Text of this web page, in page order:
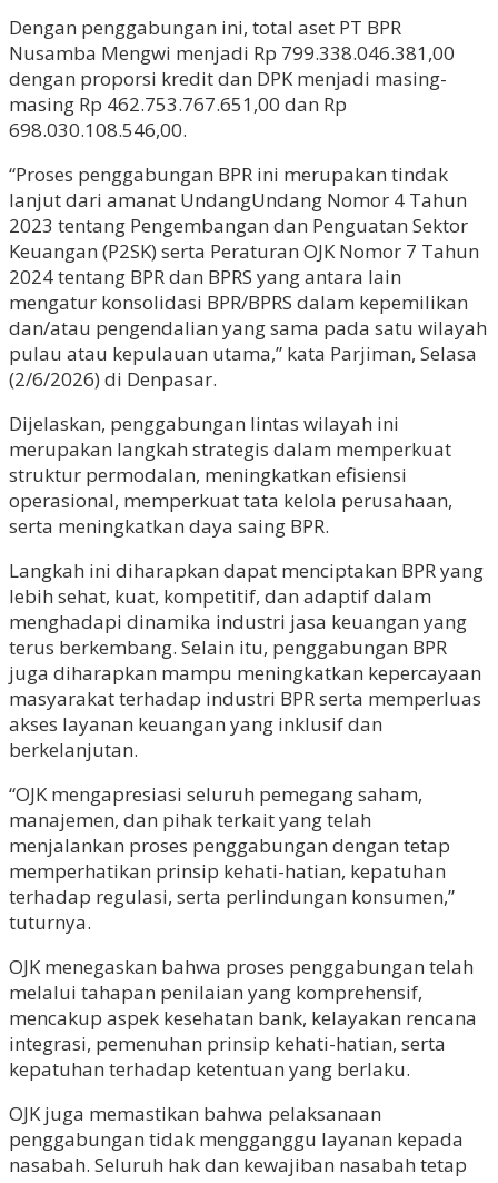
Dengan penggabungan ini, total aset PT BPR
Nusamba Mengwi menjadi Rp 799.338.046.381,00
dengan proporsi kredit dan DPK menjadi masing-
masing Rp 462.753.767.651,00 dan Rp
698.030.108.546,00.
“Proses penggabungan BPR ini merupakan tindak
lanjut dari amanat UndangUndang Nomor 4 Tahun
2023 tentang Pengembangan dan Penguatan Sektor
Keuangan (P2SK) serta Peraturan OJK Nomor 7 Tahun
2024 tentang BPR dan BPRS yang antara lain
mengatur konsolidasi BPR/BPRS dalam kepemilikan
dan/atau pengendalian yang sama pada satu wilayah
pulau atau kepulauan utama,” kata Parjiman, Selasa
(2/6/2026) di Denpasar.
Dijelaskan, penggabungan lintas wilayah ini
merupakan langkah strategis dalam memperkuat
struktur permodalan, meningkatkan efisiensi
operasional, memperkuat tata kelola perusahaan,
serta meningkatkan daya saing BPR.
Langkah ini diharapkan dapat menciptakan BPR yang
lebih sehat, kuat, kompetitif, dan adaptif dalam
menghadapi dinamika industri jasa keuangan yang
terus berkembang. Selain itu, penggabungan BPR
juga diharapkan mampu meningkatkan kepercayaan
masyarakat terhadap industri BPR serta memperluas
akses layanan keuangan yang inklusif dan
berkelanjutan.
“OJK mengapresiasi seluruh pemegang saham,
manajemen, dan pihak terkait yang telah
menjalankan proses penggabungan dengan tetap
memperhatikan prinsip kehati-hatian, kepatuhan
terhadap regulasi, serta perlindungan konsumen,”
tuturnya.
OJK menegaskan bahwa proses penggabungan telah
melalui tahapan penilaian yang komprehensif,
mencakup aspek kesehatan bank, kelayakan rencana
integrasi, pemenuhan prinsip kehati-hatian, serta
kepatuhan terhadap ketentuan yang berlaku.
OJK juga memastikan bahwa pelaksanaan
penggabungan tidak mengganggu layanan kepada
nasabah. Seluruh hak dan kewajiban nasabah tetap